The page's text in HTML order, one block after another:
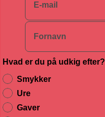
Navn
Hvad er du på udkig efter?
Smykker
Ure
Gaver